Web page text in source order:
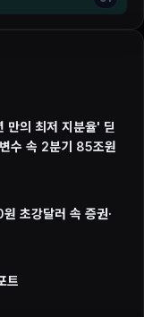
의 최저 지분율' 딛
수 속 2분기 85조원
초강달러 속 증권·
트